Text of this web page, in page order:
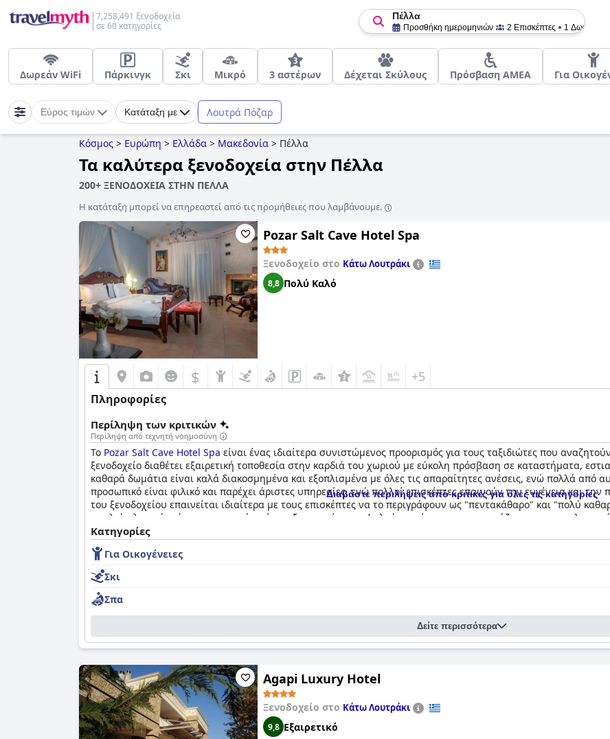
7,258,491 ξενοδοχεία
σε 60 κατηγορίες
Πέλλα
Προσθήκη ημερομηνιών 2 Επισκέπτες 1 Δωμάτιο
Δωρεάν WiFi Πάρκινγκ Σκι Μικρό 3 αστέρων Δέχεται Σκύλους Πρόσβαση ΑΜΕΑ Για
Εύρος τιμών Κατάταξη με Λουτρά Πόζαρ
Κόσμος > Ευρώπη > Ελλάδα > Μακεδονία > Πέλλα
Τα καλύτερα ξενοδοχεία στην Πέλλα
200+ ΞΕΝΟΔΟΧΕΙΑ ΣΤΗΝ ΠΕΛΛΑ
Η κατάταξη μπορεί να επηρεαστεί από τις προμήθειες που λαμβάνουμε.
Pozar Salt Cave Hotel Spa
Ξενοδοχείο στο Κάτω Λουτράκι
8,8 Πολύ Καλό
$ +5
Πληροφορίες
Περίληψη των κριτικών
Περίληψη από τεχνητή νοημοσύνη
Το Pozar Salt Cave Hotel Spa είναι ένας ιδιαίτερα συνιστώμενος προορισμός για τους ταξιδιώτες που
ξενοδοχείο διαθέτει εξαιρετική τοποθεσία στην καρδιά του χωριού με εύκολη πρόσβαση σε καταστήματα,
καθαρά δωμάτια είναι καλά διακοσμημένα και εξοπλισμένα με όλες τις απαραίτητες ανέσεις, ενώ πολλά από
προσωπικό είναι φιλικό και παρέχει άριστες υπηρεσίες, ενώ πολλοί επισκέπτες επαινούν την ευγένεια και
του ξενοδοχείου επαινείται ιδιαίτερα με τους επισκέπτες να το περιγράφουν ως "πεντακάθαρο" και "πολύ
σπηλιά αλατιού, σάουνα και χαμάμ, είναι εξαιρετικές, με υψηλούς επαίνους για τα μασάζ και το
κριτικές, η πλειοψηφία το βρήκε ευχάριστο με καλή ποικιλία φαγητού. Τα κρεβάτια περιγράφονται ως επί το
βρήκαν πολύ σκληρά. Συνολικά, τοPozar Salt Cave Hotel Spaείναι ένας τέλειος προορισμός για ταξιδιώτες
χαλάρωση και τη φιλική εξυπηρέτηση.
Διαβάστε περιλήψεις από κριτικές για όλες τις κατηγορίες
Κατηγορίες
Για Οικογένειες
Σκι
Σπα
Δείτε περισσότερα
Agapi Luxury Hotel
Ξενοδοχείο στο Κάτω Λουτράκι
9,8 Εξαιρετικό